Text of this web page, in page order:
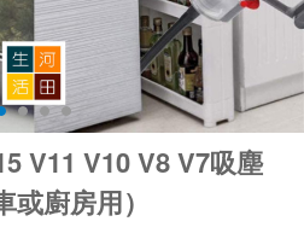
V11 V10 V8 V7吸塵
廚房用）